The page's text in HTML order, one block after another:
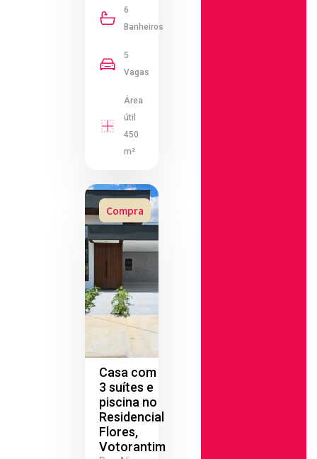
6
Banheiros
5
Vagas
Área
útil
450
m²
Compra
Casa com
3 suítes e
piscina no
Residencial
Flores,
Votorantim